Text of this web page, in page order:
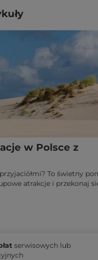
w Polsce z
To świetny
atrakcje i przekonaj
w Polsce z bliskimi!
serwisowych lub